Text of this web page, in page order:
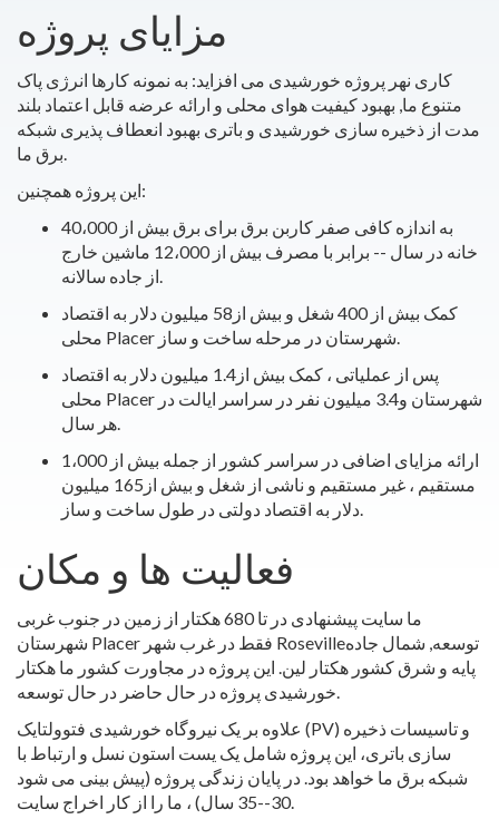
مزایای پروژه
کاری نهر پروژه خورشیدی می افزاید: به نمونه کارها انرژی پاک
متنوع ما, بهبود کیفیت هوای محلی و ارائه عرضه قابل اعتماد بلند
مدت از ذخیره سازی خورشیدی و باتری بهبود انعطاف پذیری شبکه
برق ما.
این پروژه همچنین:
به اندازه کافی صفر کاربن برق برای برق بیش از 40،000
خانه در سال -- برابر با مصرف بیش از 12،000 ماشین خارج
از جاده سالانه.
کمک بیش از 400 شغل و بیش از58 میلیون دلار به اقتصاد
محلی Placer شهرستان در مرحله ساخت و ساز.
پس از عملیاتی ، کمک بیش از1.4 میلیون دلار به اقتصاد
محلی Placer شهرستان و3.4 میلیون نفر در سراسر ایالت در
هر سال.
ارائه مزایای اضافی در سراسر کشور از جمله بیش از 1،000
مستقیم ، غیر مستقیم و ناشی از شغل و بیش از165 میلیون
دلار به اقتصاد دولتی در طول ساخت و ساز.
فعالیت ها و مکان
ما سایت پیشنهادی در تا 680 هکتار از زمین در جنوب غربی
شهرستان Placer فقط در غرب شهر Rosevilleتوسعه, شمال جاده
پایه و شرق کشور هکتار لین. این پروژه در مجاورت کشور ما هکتار
خورشیدی پروژه در حال حاضر در حال توسعه.
علاوه بر یک نیروگاه خورشیدی فتوولتایک (PV) و تاسیسات ذخیره
سازی باتری، این پروژه شامل یک یست استون نسل و ارتباط با
شبکه برق ما خواهد بود. در پایان زندگی پروژه (پیش بینی می شود
30--35 سال) ، ما را از کار اخراج سایت.